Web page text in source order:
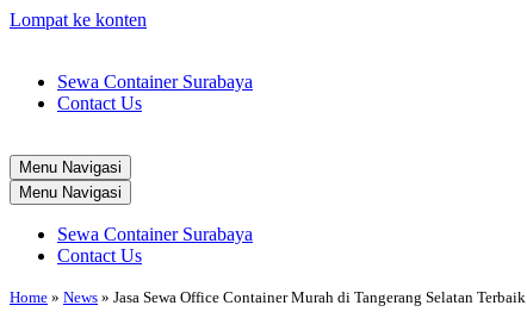
Lompat ke konten
Sewa Container Surabaya
Contact Us
Menu Navigasi
Menu Navigasi
Sewa Container Surabaya
Contact Us
Home » News » Jasa Sewa Office Container Murah di Tangerang Selatan Terbaik